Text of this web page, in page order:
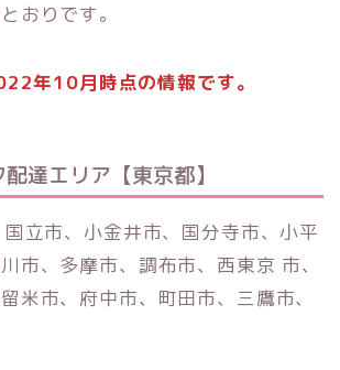
おりです。
年10月時点の情報です。
達エリア【東京都】
立市、小金井市、国分寺市、小平
市、多摩市、調布市、西東京 市、
米市、府中市、町田市、三鷹市、